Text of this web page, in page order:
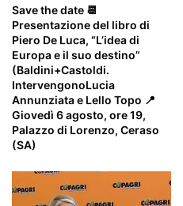
Save the date 📆
Presentazione del libro di
Piero De Luca, “L’idea di
Europa e il suo destino”
(Baldini+Castoldi.
IntervengonoLucia
Annunziata e Lello Topo 📍
Giovedì 6 agosto, ore 19,
Palazzo di Lorenzo, Ceraso
(SA)